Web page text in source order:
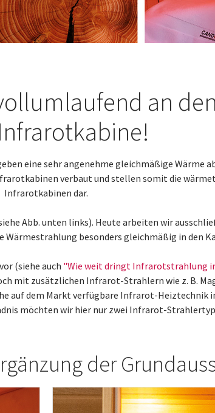
an
eine sehr angenehme gleichmäßige Wärme
verbaut und stellen somit die
Infrarotkabinen dar.
Abb. unten links). Heute arbeiten wir
Wärmestrahlung besonders gleichmäßig in den
(siehe auch "Wie weit dringt Infrarotstrahlung
mit zusätzlichen Infrarot-Strahlern wie z. B.
auf dem Markt verfügbare Infrarot-Heiztechnik
möchten wir hier nur zwei Infrarot-
der